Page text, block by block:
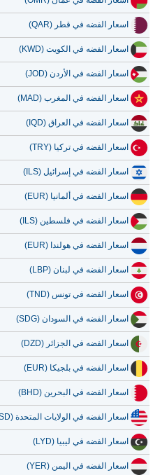
15 يوليو 2026
14 يوليو 2026
13 يوليو 2026
12 يوليو 2026
11 يوليو 2026
اسعار الفضه في قطر (QAR)
اسعار الفضه في الكويت (KWD)
اسعار الفضه في الأردن (JOD)
اسعار الفضه في المغرب (MAD)
اسعار الفضه في العراق (IQD)
اسعار الفضه في تركيا (TRY)
اسعار الفضه في إسرائيل (ILS)
اسعار الفضه في ألمانيا (EUR)
اسعار الفضه في فلسطين (ILS)
اسعار الفضه في هولندا (EUR)
اسعار الفضه في لبنان (LBP)
اسعار الفضه في تونس (TND)
اسعار الفضه في السودان (SDG)
اسعار الفضه في الجزائر (DZD)
اسعار الفضه في بلجيكا (EUR)
اسعار الفضه في البحرين (BHD)
اسعار الفضه في الولايات المتحدة (USD)
اسعار الفضه في ليبيا (LYD)
اسعار الفضه في اليمن (YER)